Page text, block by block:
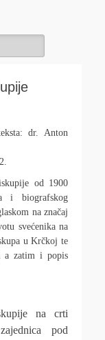
dr. Anton
od 1900
i biografskog
na značaj
svećenika na
u Krčkoj te
a zatim i popis
na crti
pod